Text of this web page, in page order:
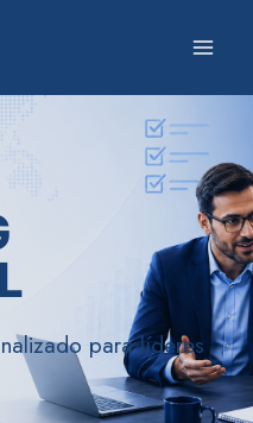
para líderes